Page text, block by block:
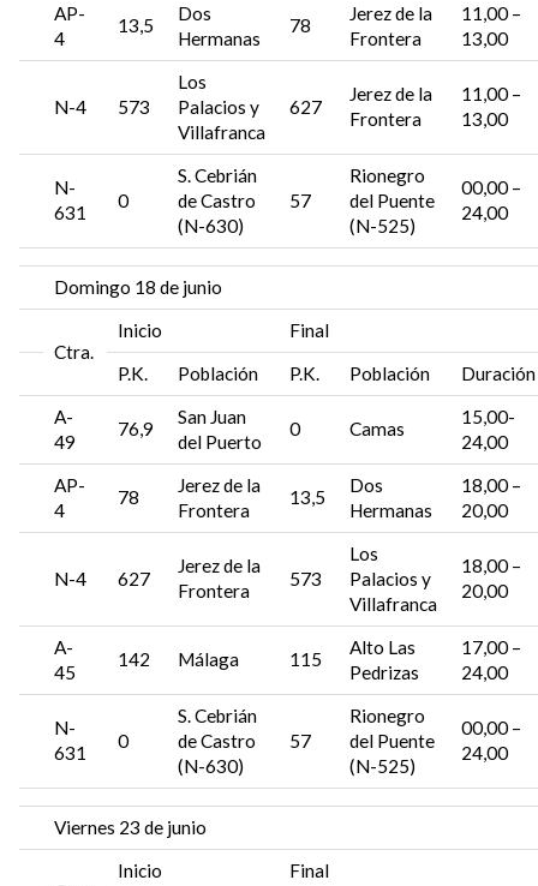
AP-
4
13,5
Dos
Hermanas
78
Jerez de la
Frontera
11,00 –
13,00
N-4 573
Los
Palacios y
Villafranca
627
Jerez de la
Frontera
11,00 –
13,00
N-
631
0
S. Cebrián
de Castro
(N-630)
57
Rionegro
del Puente
(N-525)
00,00 –
24,00
Domingo 18 de junio
Ctra.
Inicio
Final
P.K.
Población P.K. Población
Duración
A-
49
76,9
San Juan
del Puerto
0 Camas
15,00-
24,00
AP-
4
78
Jerez de la
Frontera
13,5
Dos
Hermanas
18,00 –
20,00
N-4 627
Jerez de la
Frontera
573
Los
Palacios y
Villafranca
18,00 –
20,00
A-
45
142 Málaga 115
Alto Las
Pedrizas
17,00 –
24,00
N-
631
0
S. Cebrián
de Castro
(N-630)
57
Rionegro
del Puente
(N-525)
00,00 –
24,00
Viernes 23 de junio
Inicio
Final